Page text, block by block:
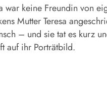
war keine Freundin von
Mutter Teresa
– und sie tat es
auf ihr Porträtbild.